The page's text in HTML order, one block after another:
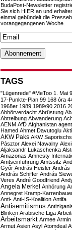
BudaPost-Newsletter
Sie sich HIER an und
einmal gebündelt die
vorangegangenen Woche.
TAGS
"Lügenrede" #MeToo 1. Mai
17-Punkte-Plan 99 168 óra
1968er 1989 1989/90 2016
Abhörverdacht Abrüstung
Abtreibung Abwanderung
AENM AfD Afghanistan
Hamed Ahmet Davutoglu
AKW Paks AKW
Pásztor Alexei Nawalny
Aljaksandr Lukaschenka
Amazonas Amnesty
Amtseinführung Amtssitz
Győr András Heisler András
András Schiffer András
Veres André Goodfriend
Angela Merkel Anhörung
Annegret Kramp-
Anti- Anti-IS-Koalition Antifa
Antisemitismus
Blinken Arabische Liga
Arbeitsmarkt Armee
Armut Asien Asyl Atomdeal